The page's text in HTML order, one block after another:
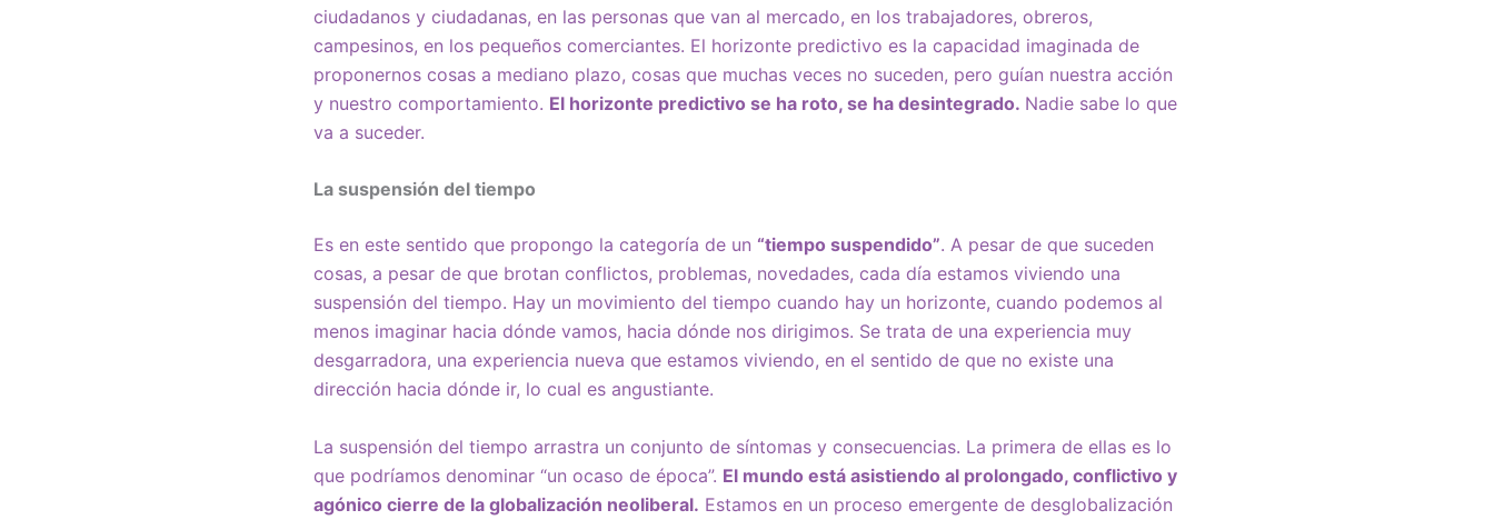
ciudadanos y ciudadanas, en las personas que van al mercado, en los trabajadores, obreros,
campesinos, en los pequeños comerciantes. El horizonte predictivo es la capacidad imaginada de
proponernos cosas a mediano plazo, cosas que muchas veces no suceden, pero guían nuestra acción
y nuestro comportamiento. El horizonte predictivo se ha roto, se ha desintegrado. Nadie sabe lo que
va a suceder.
La suspensión del tiempo
Es en este sentido que propongo la categoría de un “tiempo suspendido”. A pesar de que suceden
cosas, a pesar de que brotan conflictos, problemas, novedades, cada día estamos viviendo una
suspensión del tiempo. Hay un movimiento del tiempo cuando hay un horizonte, cuando podemos al
menos imaginar hacia dónde vamos, hacia dónde nos dirigimos. Se trata de una experiencia muy
desgarradora, una experiencia nueva que estamos viviendo, en el sentido de que no existe una
dirección hacia dónde ir, lo cual es angustiante.
La suspensión del tiempo arrastra un conjunto de síntomas y consecuencias. La primera de ellas es lo
que podríamos denominar “un ocaso de época”. El mundo está asistiendo al prolongado, conflictivo y
agónico cierre de la globalización neoliberal. Estamos en un proceso emergente de desglobalización